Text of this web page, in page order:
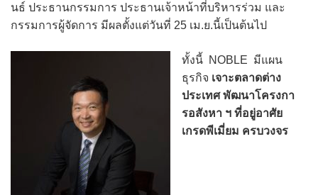
นธ์ ประธานกรรมการ ประธานเจ้าหน้าที่บริหารร่วม และ
กรรมการผู้จัดการ มีผลตั้งแต่วันที่ 25 เม.ย.นี้เป็นต้นไป
ทั้งนี้ NOBLE มีแผน
ธุรกิจ เจาะตลาดต่าง
ประเทศ พัฒนาโครงกา
รอสังหา ฯ ที่อยู่อาศัย
เกรดพีเมี่ยม ครบวงจร